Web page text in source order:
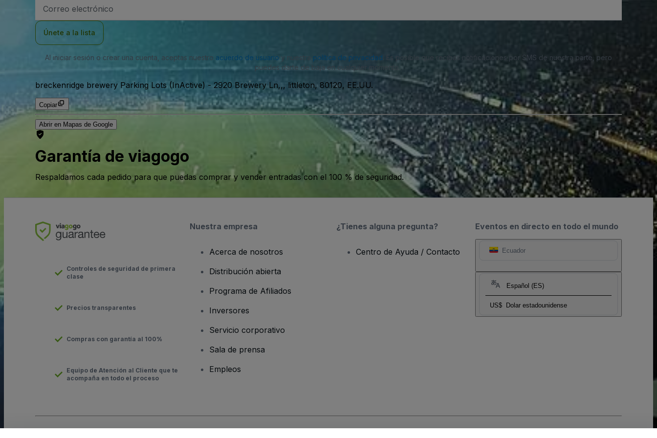
de
Únete a la lista
Al iniciar sesión o crear una cuenta, aceptas nuestro acuerdo de usuario y nuestra política de privacidad . Es posible que recibas notificaciones por SMS de nuestra parte, pero
puedes darte de baja en cualquier momento.
breckenridge brewery Parking Lots (InActive) -2920 Brewery Ln,,, littleton, 80120, EE.UU.
Copiar
Abrir en Mapas de Google
Garantía de viagogo
Respaldamos cada pedido para que puedas comprar y vender entradas con el 100 % de seguridad.
Eventos en directo en todo el mundo
Ecuador
Español (ES)
US$ Dolar estadounidense
Controles de seguridad de primera
clase
Precios transparentes
Compras con garantía al 100%
Equipo de Atención al Cliente que te
acompaña en todo el proceso
Nuestra empresa
Acerca de nosotros
Distribución abierta
Programa de Afiliados
Inversores
Servicio corporativo
Sala de prensa
Empleos
¿Tienes alguna pregunta?
Centro de Ayuda / Contacto